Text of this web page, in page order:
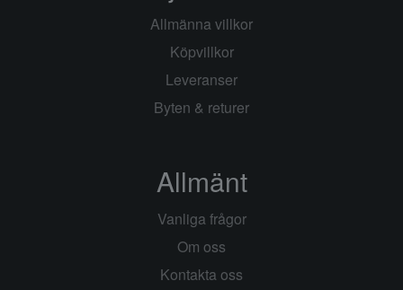
Allmänna villkor
Köpvillkor
Leveranser
Byten & returer
Allmänt
Vanliga frågor
Om oss
Kontakta oss